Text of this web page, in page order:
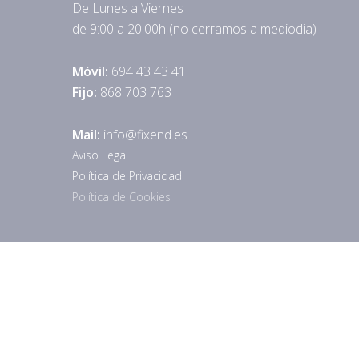
De Lunes a Viernes
de 9:00 a 20:00h (no cerramos a mediodia)
Móvil: 694 43 43 41
Fijo: 868 703 763
Mail: info@fixend.es
Aviso Legal
Política de Privacidad
Política de Cookies